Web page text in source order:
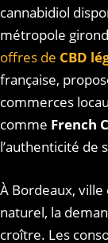
cannabidiol
métropole
offres de CBD
française,
commerces
comme French
l’authenticité de
À Bordeaux,
naturel, la
croître. Les